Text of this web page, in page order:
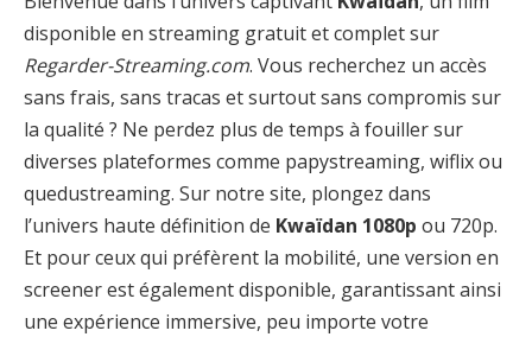
disponible en streaming gratuit et complet sur
Regarder-Streaming.com. Vous recherchez un accès
sans frais, sans tracas et surtout sans compromis sur
la qualité ? Ne perdez plus de temps à fouiller sur
diverses plateformes comme papystreaming, wiflix ou
quedustreaming. Sur notre site, plongez dans
l’univers haute définition de Kwaïdan 1080p ou 720p.
Et pour ceux qui préfèrent la mobilité, une version en
screener est également disponible, garantissant ainsi
une expérience immersive, peu importe votre